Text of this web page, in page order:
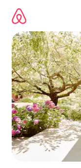
contenido